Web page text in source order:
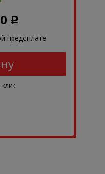
Р
предоплате
клик